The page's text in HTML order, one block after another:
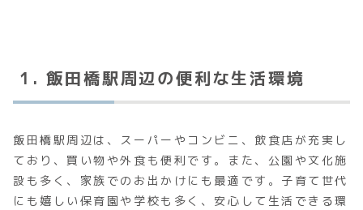
1. 飯田橋駅周辺の便利な生活環境
飯田橋駅周辺は、スーパーやコンビニ、飲食店が充実し
ており、買い物や外食も便利です。また、公園や文化施
設も多く、家族でのお出かけにも最適です。子育て世代
にも嬉しい保育園や学校も多く、安心して生活できる環